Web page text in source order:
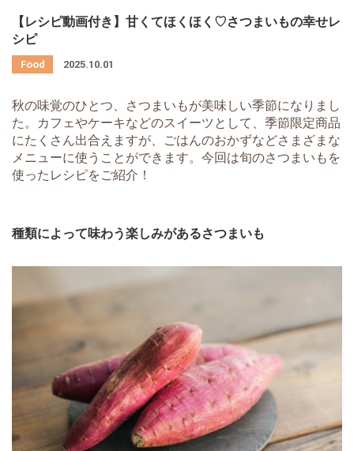
【レシピ動画付き】甘くてほくほく♡さつまいもの幸せレ
シピ
2025.10.01
秋の味覚のひとつ、さつまいもが美味しい季節になりまし
た。カフェやケーキなどのスイーツとして、季節限定商品
にたくさん出合えますが、ごはんのおかずなどさまざまな
メニューに使うことができます。今回は旬のさつまいもを
使ったレシピをご紹介！
種類によって味わう楽しみがあるさつまいも